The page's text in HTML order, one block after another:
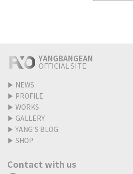
YANGBANGEAN
OFFICIAL SITE
▶ NEWS
▶ PROFILE
▶ WORKS
▶ GALLERY
▶ YANG'S BLOG
▶ SHOP
Contact with us